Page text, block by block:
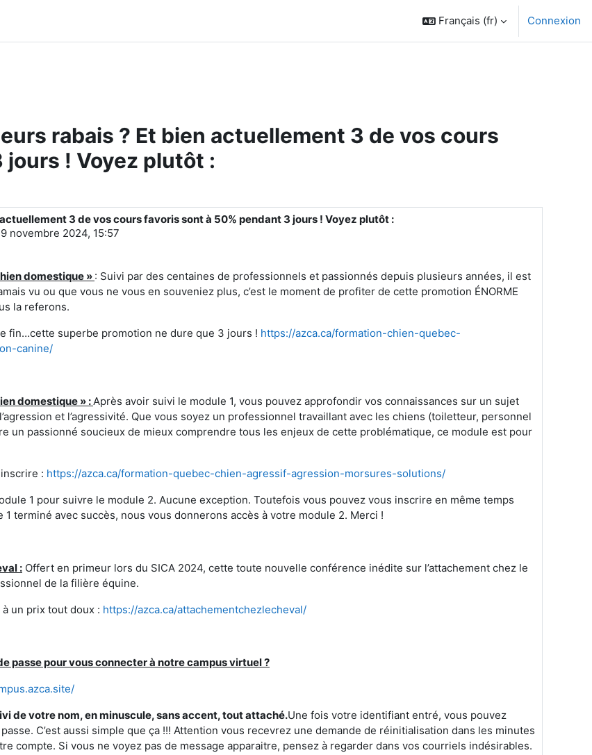
Français ‎(fr)‎ Connexion
rabais ? Et bien actuellement 3 de vos cours
! Voyez plutôt :
3 de vos cours favoris sont à 50% pendant 3 jours ! Voyez plutôt :
novembre 2024, 15:57
domestique » : Suivi par des centaines de professionnels et passionnés depuis plusieurs années, il est
vu ou que vous ne vous en souveniez plus, c’est le moment de profiter de cette promotion ÉNORME
la referons.
fin…cette superbe promotion ne dure que 3 jours ! https://azca.ca/formation-chien-quebec-
canine/
domestique » : Après avoir suivi le module 1, vous pouvez approfondir vos connaissances sur un sujet
et l’agressivité. Que vous soyez un professionnel travaillant avec les chiens (toiletteur, personnel
un passionné soucieux de mieux comprendre tous les enjeux de cette problématique, ce module est pour
: https://azca.ca/formation-quebec-chien-agressif-agression-morsures-solutions/
1 pour suivre le module 2. Aucune exception. Toutefois vous pouvez vous inscrire en même temps
terminé avec succès, nous vous donnerons accès à votre module 2. Merci !
: Offert en primeur lors du SICA 2024, cette toute nouvelle conférence inédite sur l’attachement chez le
de la filière équine.
un prix tout doux : https://azca.ca/attachementchezlecheval/
passe pour vous connecter à notre campus virtuel ?
de votre nom, en minuscule, sans accent, tout attaché.Une fois votre identifiant entré, vous pouvez
C’est aussi simple que ça !!! Attention vous recevrez une demande de réinitialisation dans les minutes
compte. Si vous ne voyez pas de message apparaitre, pensez à regarder dans vos courriels indésirables.